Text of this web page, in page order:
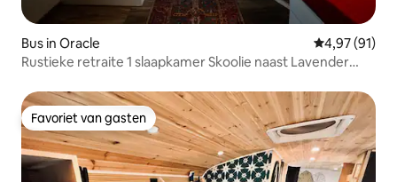
Bus in Oracle Gemiddelde
4,97 (91)
Rustieke retraite 1 slaapkamer Skoolie naast Lavender
Favoriet van gasten
Favoriet van gasten